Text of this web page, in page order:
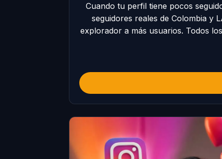
Cuando tu perfil tiene pocos
seguidores reales de Colombia y
explorador a más usuarios. Todos